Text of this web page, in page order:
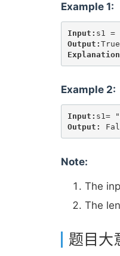
Example 1:
Input:
Output:
Example 2:
Input:
Output:
Note:
The
The
题目大